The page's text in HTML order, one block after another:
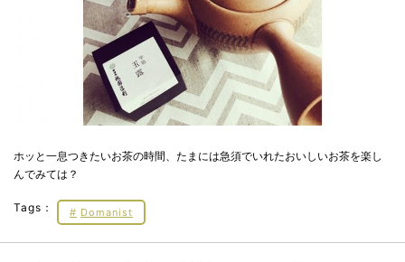
ホッと一息つきたいお茶の時間、たまには急須でいれたおいしいお茶を楽し
んでみては？
Tags： Domanist